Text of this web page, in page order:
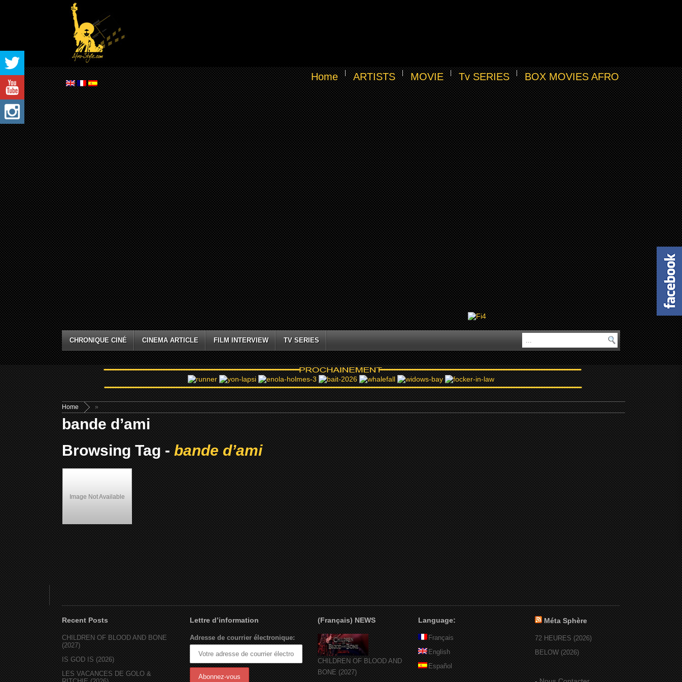
Home ARTISTS MOVIE Tv SERIES BOX MOVIES AFRO
CHRONIQUE CINÉ CINEMA ARTICLE FILM INTERVIEW TV SERIES
Home »
bande d’ami
Browsing Tag -bande d’ami
Image Not Available
Lockdown (2000)
Recent Posts
CHILDREN OF BLOOD AND BONE
(2027)
IS GOD IS (2026)
LES VACANCES DE GOLO &
Lettre d’information
Adresse de courrier électronique:
(Français) NEWS
CHILDREN OF BLOOD AND
BONE (2027)
Language:
Français
English
Español
Méta Sphère
72 HEURES (2026)
BELOW (2026)